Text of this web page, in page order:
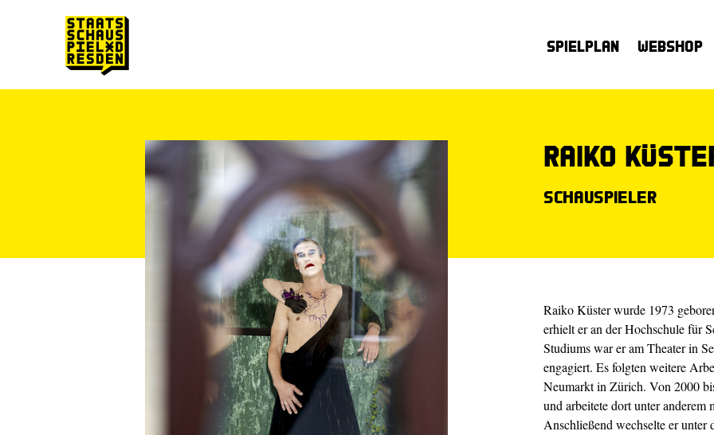
Spielplan Webshop
Raiko
Schauspieler
Raiko Küster wurde 1973
erhielt er an der Hochschule für
Studiums war er am Theater in
engagiert. Es folgten weitere
Neumarkt in Zürich. Von 2000
und arbeitete dort unter
Anschließend wechselte er unter